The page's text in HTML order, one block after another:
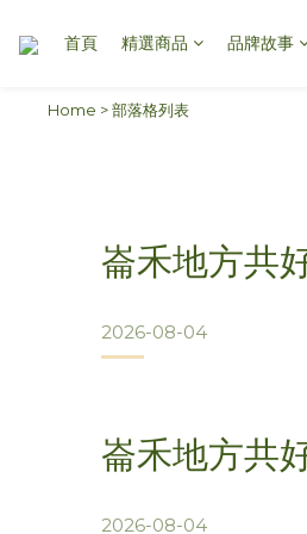
首頁 精選商品 品牌故事
Home >部落格列表
崙禾地方共
2026-08-04
崙禾地方共
2026-08-04